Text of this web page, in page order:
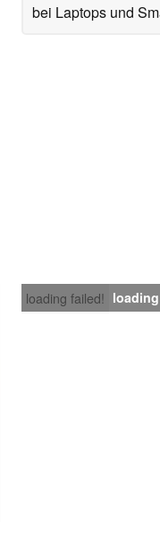
bei Laptops und
loading failed!